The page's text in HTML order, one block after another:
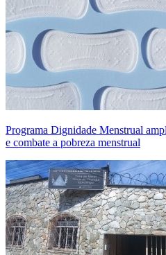
Programa Dignidade Menstrual
e combate a pobreza menstrual